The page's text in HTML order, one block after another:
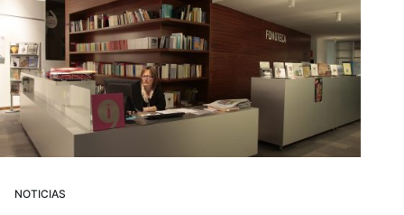
NOTICIAS